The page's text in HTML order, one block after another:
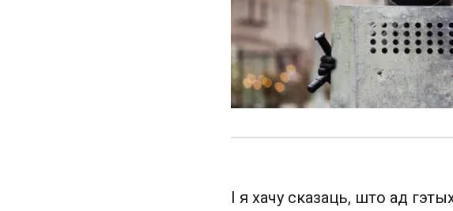
І я хачу сказаць, што ад